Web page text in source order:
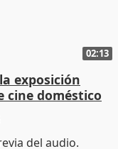
02:13
exposición
cine doméstico